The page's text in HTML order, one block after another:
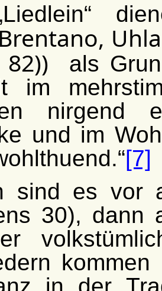
82))
als
im
und im
[7]
sind es vor
30), dann
in der